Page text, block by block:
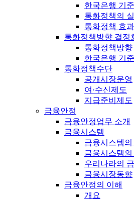
한국은행 기
통화정책의
통화정책 효
통화정책방향 결정
통화정책방향
한국은행 기
통화정책수단
공개시장운영
여·수신제도
지급준비제도
금융안정
금융안정업무 소개
금융시스템
금융시스템의
금융시스템의
우리나라의
금융시장동향
금융안정의 이해
개요